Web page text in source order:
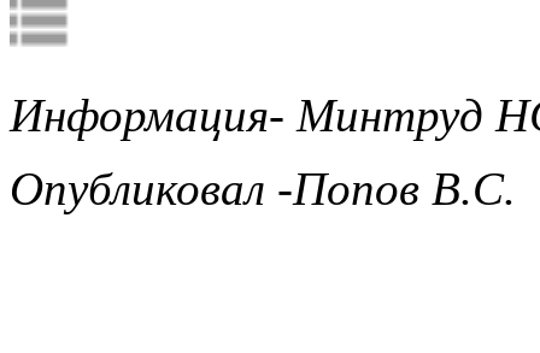
Информация- Минтруд
Опубликовал -Попов В.С.